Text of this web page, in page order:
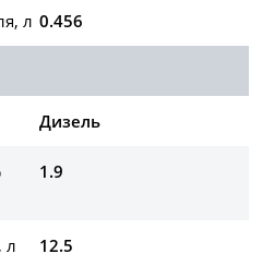
л 0.456
Дизель
1.9
л 12.5